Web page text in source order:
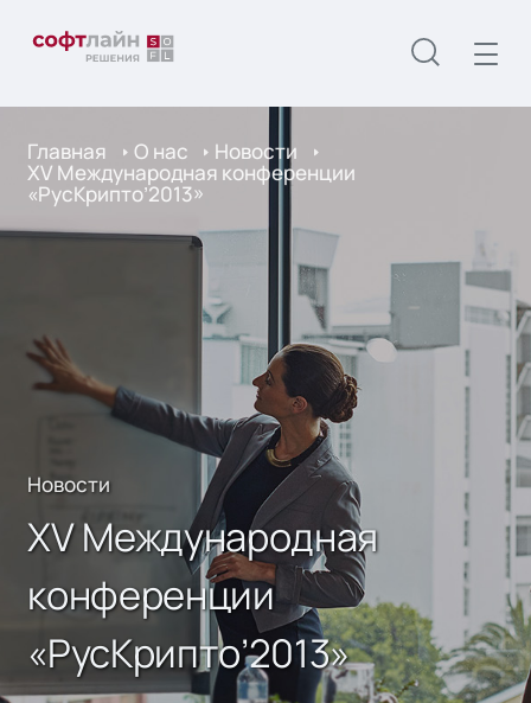
Главная О нас Новости
XV Международная конференции
«РусКрипто’2013»
Новости
XV Международная
конференции
«РусКрипто’2013»